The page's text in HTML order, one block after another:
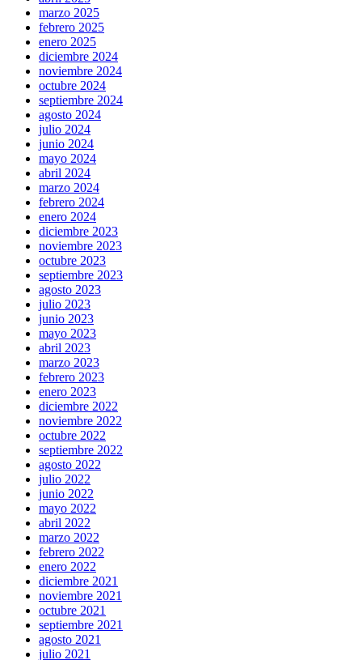
marzo 2025
febrero 2025
enero 2025
diciembre 2024
noviembre 2024
octubre 2024
septiembre 2024
agosto 2024
julio 2024
junio 2024
mayo 2024
abril 2024
marzo 2024
febrero 2024
enero 2024
diciembre 2023
noviembre 2023
octubre 2023
septiembre 2023
agosto 2023
julio 2023
junio 2023
mayo 2023
abril 2023
marzo 2023
febrero 2023
enero 2023
diciembre 2022
noviembre 2022
octubre 2022
septiembre 2022
agosto 2022
julio 2022
junio 2022
mayo 2022
abril 2022
marzo 2022
febrero 2022
enero 2022
diciembre 2021
noviembre 2021
octubre 2021
septiembre 2021
agosto 2021
julio 2021